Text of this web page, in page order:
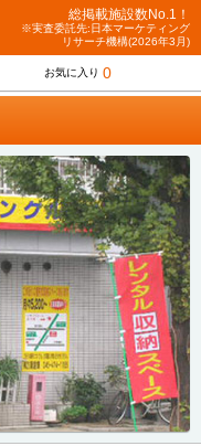
総掲載施設数No.1！
※実査委託先:日本マーケティング
リサーチ機構(2026年3月)
お気に入り 0